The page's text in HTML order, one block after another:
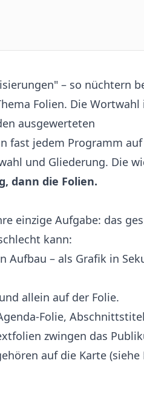
– so nüchtern
Folien. Die Wortwahl
ausgewerteten
fast jedem Programm auf
und Gliederung. Die
dann die Folien.
einzige Aufgabe: das
kann:
Aufbau – als Grafik in
allein auf der Folie.
Folie,
zwingen das
auf die Karte (siehe